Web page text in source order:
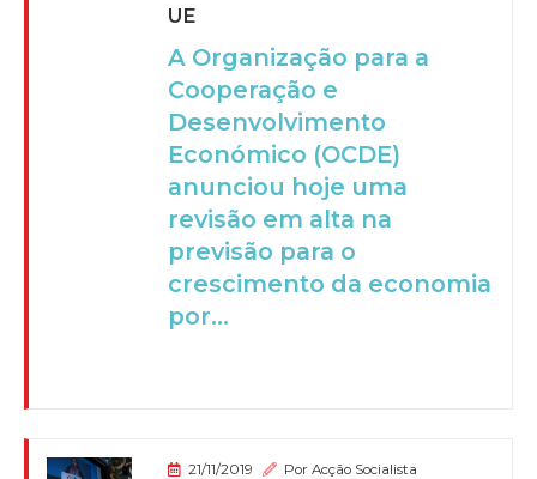
UE
A Organização para a
Cooperação e
Desenvolvimento
Económico (OCDE)
anunciou hoje uma
revisão em alta na
previsão para o
crescimento da economia
por...
21/11/2019 PorAcção Socialista